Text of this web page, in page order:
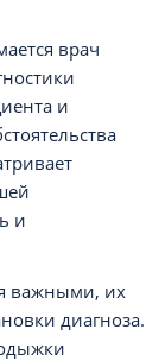
врач
и
и
важными, их
диагноза.